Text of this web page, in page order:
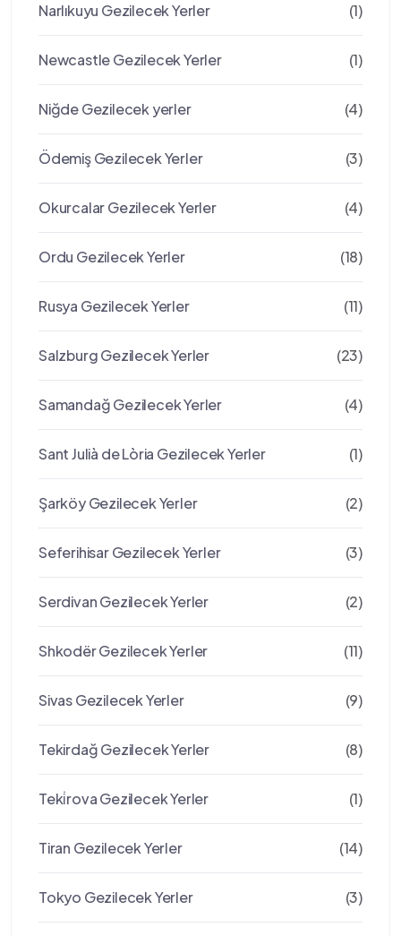
Narlıkuyu Gezilecek Yerler (1)
Newcastle Gezilecek Yerler (1)
Niğde Gezilecek yerler (4)
Ödemiş Gezilecek Yerler (3)
Okurcalar Gezilecek Yerler (4)
Ordu Gezilecek Yerler (18)
Rusya Gezilecek Yerler (11)
Salzburg Gezilecek Yerler (23)
Samandağ Gezilecek Yerler (4)
Sant Julià de Lòria Gezilecek Yerler (1)
Şarköy Gezilecek Yerler (2)
Seferihisar Gezilecek Yerler (3)
Serdivan Gezilecek Yerler (2)
Shkodër Gezilecek Yerler (11)
Sivas Gezilecek Yerler (9)
Tekirdağ Gezilecek Yerler (8)
Teki̇rova Gezilecek Yerler (1)
Tiran Gezilecek Yerler (14)
Tokyo Gezilecek Yerler (3)